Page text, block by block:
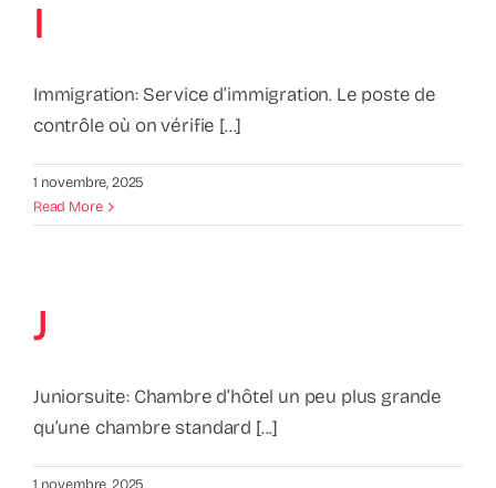
I
Immigration: Service d’immigration. Le poste de
contrôle où on vérifie [...]
1 novembre, 2025
Read More
J
Juniorsuite: Chambre d’hôtel un peu plus grande
qu’une chambre standard [...]